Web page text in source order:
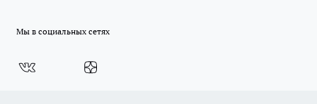
Мы в социальных сетях